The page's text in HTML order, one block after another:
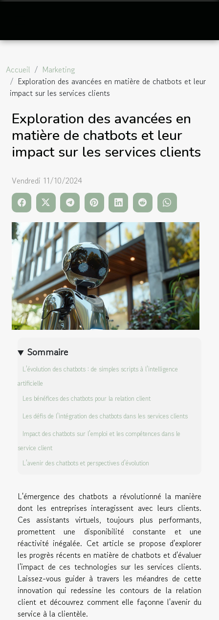
Accueil
Marketing
Exploration des avancées en matière de chatbots et leur
impact sur les services clients
Exploration des avancées en
matière de chatbots et leur
impact sur les services clients
Vendredi 11/10/2024
Sommaire
L'évolution des chatbots : de simples scripts à l'intelligence
artificielle
Les bénéfices des chatbots pour la relation client
Les défis de l'intégration des chatbots dans les services clients
Impact des chatbots sur l'emploi et les compétences dans le
service client
L'avenir des chatbots et perspectives d'évolution
L'émergence des chatbots a révolutionné la manière
dont les entreprises interagissent avec leurs clients.
Ces assistants virtuels, toujours plus performants,
promettent une disponibilité constante et une
réactivité inégalée. Cet article se propose d'explorer
les progrès récents en matière de chatbots et d'évaluer
l'impact de ces technologies sur les services clients.
Laissez-vous guider à travers les méandres de cette
innovation qui redessine les contours de la relation
client et découvrez comment elle façonne l'avenir du
service à la clientèle.